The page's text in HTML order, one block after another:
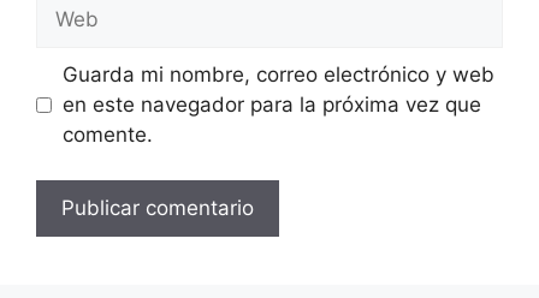
Guarda mi nombre, correo electrónico y web
en este navegador para la próxima vez que
comente.